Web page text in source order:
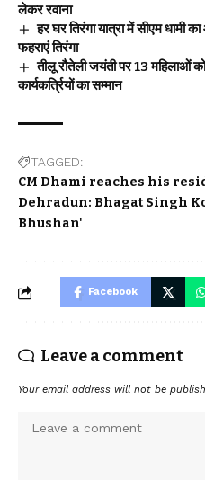
लेकर रवाना
हर घर तिरंगा यात्रा में सीएम धामी
फहराएं तिरंगा
तीलू रौतेली जयंती पर 13 महिलाओं
कार्यकर्त्रियों का सम्मान
TAGGED:
CM Dhami reaches his
Dehradun: Bhagat Singh
Bhushan'
Facebook
Leave a comment
Your email address will not be